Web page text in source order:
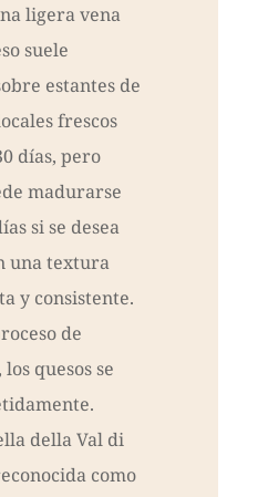
ligera vena
suele
estantes de
frescos
días, pero
madurarse
si se desea
una textura
y consistente.
de
quesos se
della Val di
como